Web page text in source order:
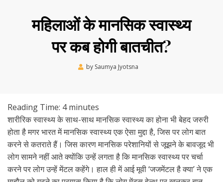
महिलाओं के मानसिक स्वास्थ्य
पर कब होगी बातचीत?
by Saumya Jyotsna
Reading Time: 4 minutes
शारीरिक स्वास्थ्य के साथ-साथ मानसिक स्वास्थ्य का होना भी बेहद जरुरी
होता है मगर भारत में मानसिक स्वास्थ्य एक ऐसा मुद्दा है, जिस पर लोग बात
करने से कतराते हैं। जिस कारण मानसिक परेशानियों से जूझने के बावजूद भी
लोग सामने नहीं आते क्योंकि उन्हें लगता है कि मानसिक स्वास्थ्य पर चर्चा
करने पर लोग उन्हें मेंटल कहेंगे। हाल ही में आई मूवी ‘जजमेंटल है क्या’ ने एक